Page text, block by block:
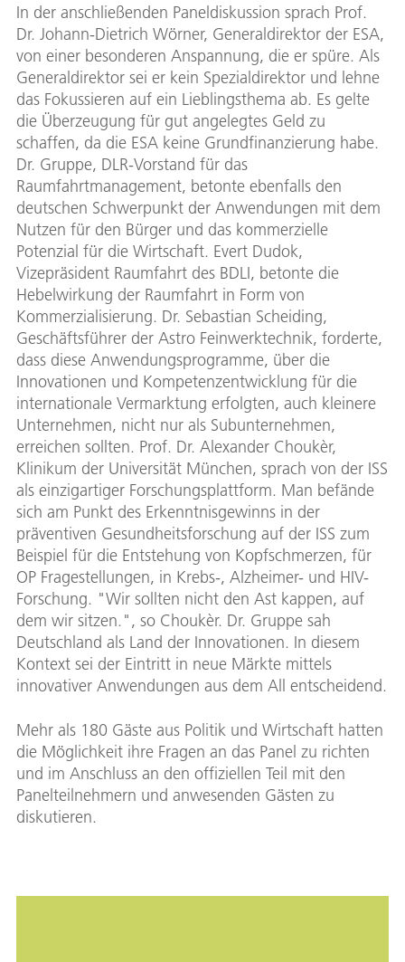
In der anschließenden Paneldiskussion sprach Prof.
Dr. Johann-Dietrich Wörner, Generaldirektor der ESA,
von einer besonderen Anspannung, die er spüre. Als
Generaldirektor sei er kein Spezialdirektor und lehne
das Fokussieren auf ein Lieblingsthema ab. Es gelte
die Überzeugung für gut angelegtes Geld zu
schaffen, da die ESA keine Grundfinanzierung habe.
Dr. Gruppe, DLR-Vorstand für das
Raumfahrtmanagement, betonte ebenfalls den
deutschen Schwerpunkt der Anwendungen mit dem
Nutzen für den Bürger und das kommerzielle
Potenzial für die Wirtschaft. Evert Dudok,
Vizepräsident Raumfahrt des BDLI, betonte die
Hebelwirkung der Raumfahrt in Form von
Kommerzialisierung. Dr. Sebastian Scheiding,
Geschäftsführer der Astro Feinwerktechnik, forderte,
dass diese Anwendungsprogramme, über die
Innovationen und Kompetenzentwicklung für die
internationale Vermarktung erfolgten, auch kleinere
Unternehmen, nicht nur als Subunternehmen,
erreichen sollten. Prof. Dr. Alexander Choukèr,
Klinikum der Universität München, sprach von der ISS
als einzigartiger Forschungsplattform. Man befände
sich am Punkt des Erkenntnisgewinns in der
präventiven Gesundheitsforschung auf der ISS zum
Beispiel für die Entstehung von Kopfschmerzen, für
OP Fragestellungen, in Krebs-, Alzheimer- und HIV-
Forschung. "Wir sollten nicht den Ast kappen, auf
dem wir sitzen.", so Choukèr. Dr. Gruppe sah
Deutschland als Land der Innovationen. In diesem
Kontext sei der Eintritt in neue Märkte mittels
innovativer Anwendungen aus dem All entscheidend.
Mehr als 180 Gäste aus Politik und Wirtschaft hatten
die Möglichkeit ihre Fragen an das Panel zu richten
und im Anschluss an den offiziellen Teil mit den
Panelteilnehmern und anwesenden Gästen zu
diskutieren.